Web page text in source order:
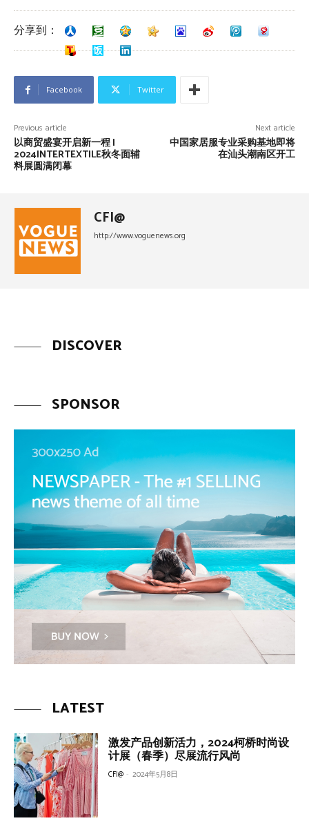
分享到：
Facebook Twitter
Previous article
以商贸盛宴开启新一程 |
2024INTERTEXTILE秋冬面辅
料展圆满闭幕
Next article
中国家居服专业采购基地即将
在汕头潮南区开工
CFI@
http://www.voguenews.org
DISCOVER
SPONSOR
LATEST
激发产品创新活力，2024柯桥时尚设
计展（春季）尽展流行风尚
CFI@ - 2024年5月8日